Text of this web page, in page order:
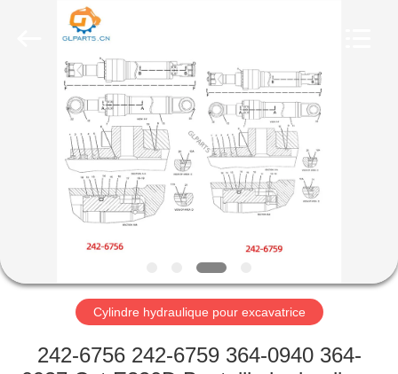
MAISON
PRODUITS
VIDÉOS
PROPOS
Cylindre hydraulique pour excavatrice
242-6756 242-6759 364-0940 364-